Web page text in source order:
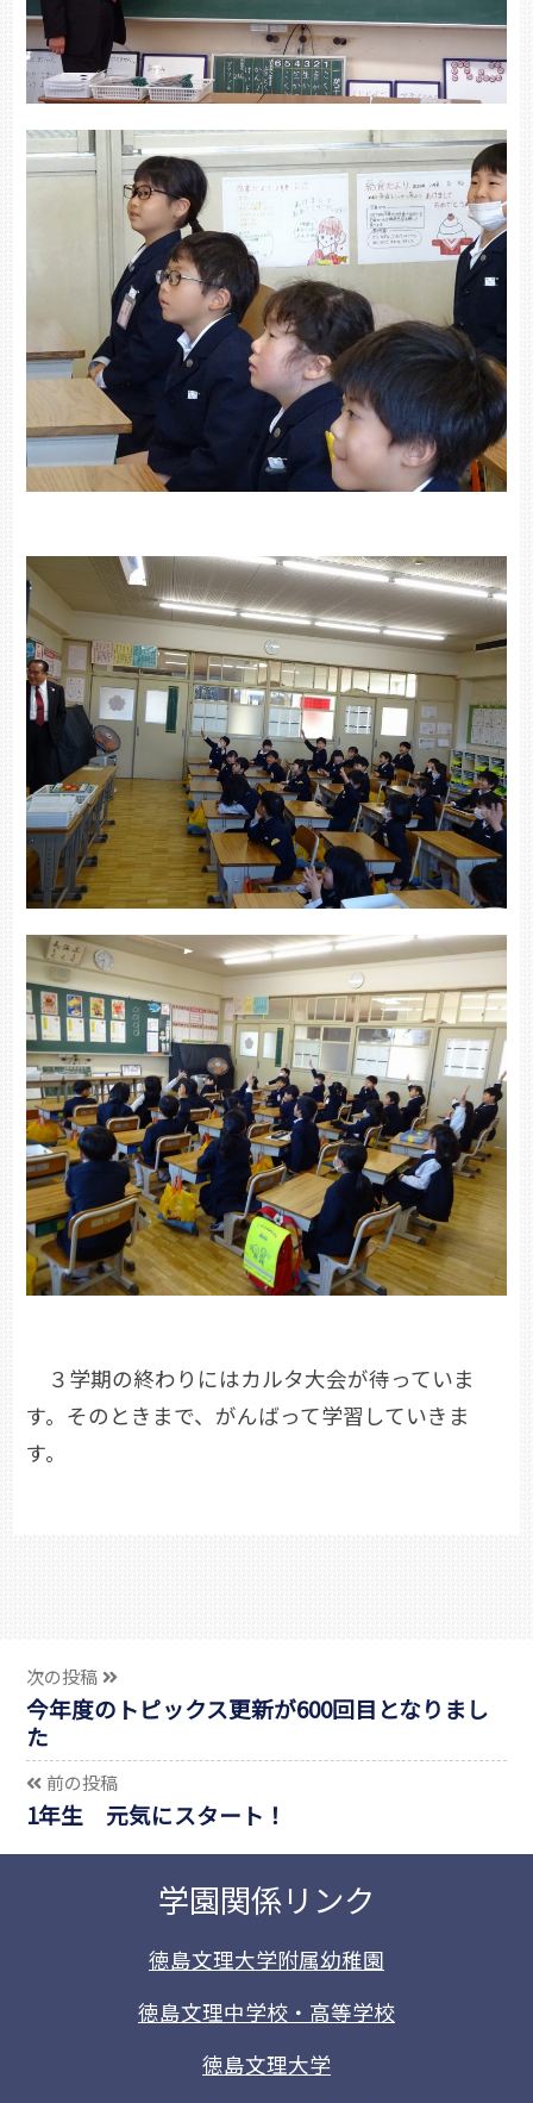
３学期の終わりにはカルタ大会が待っていま
す。そのときまで、がんばって学習していきま
す。
次の投稿
今年度のトピックス更新が600回目となりまし
た
前の投稿
1年生 元気にスタート！
学園関係リンク
徳島文理大学附属幼稚園
徳島文理中学校・高等学校
徳島文理大学